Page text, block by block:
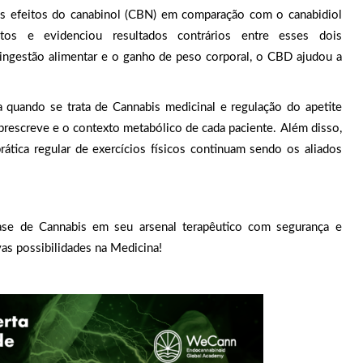
efeitos do canabinol (CBN) em comparação com o canabidiol
e evidenciou resultados contrários entre esses dois
alimentar e o ganho de peso corporal, o CBD ajudou a
se trata de Cannabis medicinal e regulação do apetite
e o contexto metabólico de cada paciente. Além disso,
regular de exercícios físicos continuam sendo os aliados
de Cannabis em seu arsenal terapêutico com segurança e
possibilidades na Medicina!